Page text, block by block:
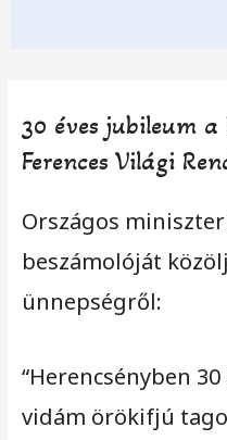
30 éves jubileum
Ferences Világi
Országos
beszámolóját
ünnepségről:
“Herencsényben
vidám örökifjú